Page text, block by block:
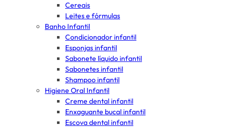
Cereais
Leites e fórmulas
Banho Infantil
Condicionador infantil
Esponjas infantil
Sabonete líquido infantil
Sabonetes infantil
Shampoo infantil
Higiene Oral Infantil
Creme dental infantil
Enxaguante bucal infantil
Escova dental infantil